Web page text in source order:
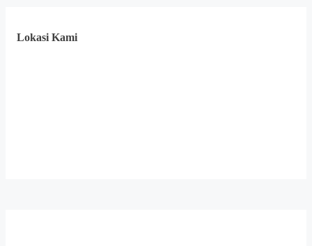
Lokasi Kami